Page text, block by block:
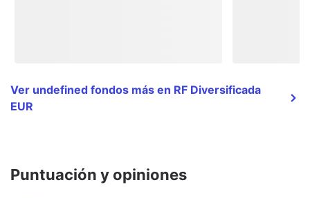
Ver undefined fondos más en RF Diversificada
EUR
Puntuación y opiniones